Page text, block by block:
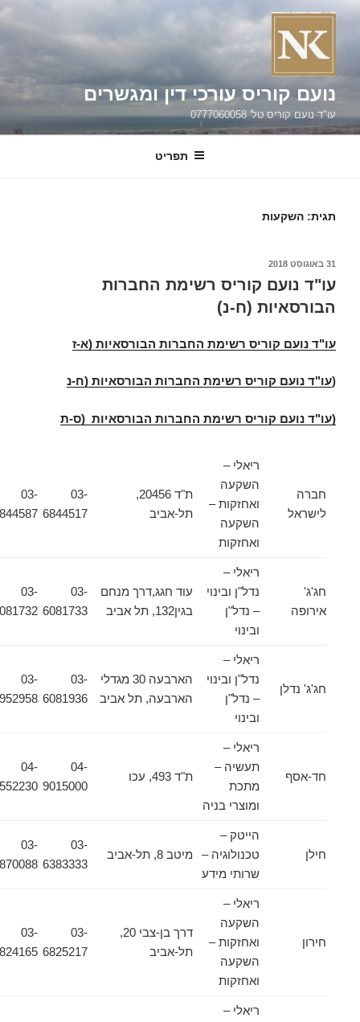
נועם קוריס עורכי דין ומגשרים
עו"ד נועם קוריס טל' 0777060058
תפריט
תגית:השקעות
פורסם
עו"ד נועם קוריס רשימת החברות
הבורסאיות (ח-נ)
עו"ד נועם קוריס רשימת החברות הבורסאיות (א-ז
עו"ד נועם קוריס רשימת החברות הבורסאיות (ח-נ
(עו"ד נועם קוריס רשימת החברות הבורסאיות (ס-ת
חברה
לישראל
ריאלי –
השקעה
ואחזקות –
השקעה
ואחזקות
ת"ד 20456,
תל-אביב
6844517
6844587
אירופה
ריאלי –
נדל"ן ובינוי
– נדל"ן
ובינוי
עוד חגג,דרך מנחם
03-
6081733
6081732
חג'ג' נדלן
ריאלי –
נדל"ן ובינוי
– נדל"ן
ובינוי
הארבעה 30 מגדלי
הארבעה, תל אביב
03-
6081936
6952958
חד-אסף
ריאלי –
תעשיה –
מתכת
ומוצרי בניה
9015000
9552230
הייטק –
טכנולוגיה –
שרותי מידע
מיטב 8, תל-אביב
6383333
6870088
חירון
ריאלי –
השקעה
ואחזקות –
השקעה
ואחזקות
דרך בן-צבי 20,
תל-אביב
6825217
6824165
ריאלי –